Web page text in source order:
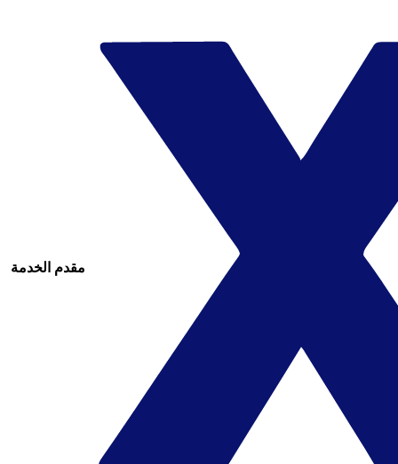
مقدم الخدمة